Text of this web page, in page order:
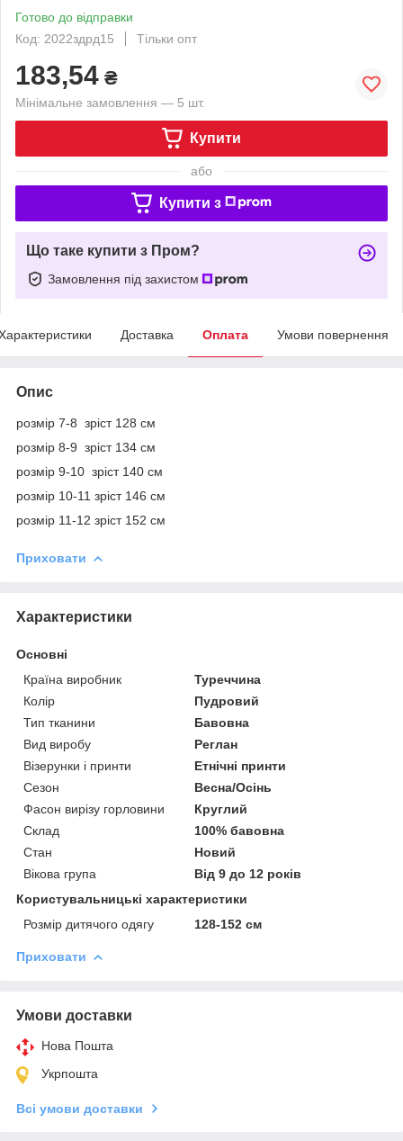
Готово до відправки
Код: 2022здрд15
Тільки опт
183,54 ₴
Мінімальне замовлення — 5 шт.
Купити
або
Купити з
Що таке купити з Пром?
Замовлення під захистом
Доставка Оплата Умови повернення
Опис
розмір 7-8 зріст 128 см
розмір 8-9 зріст 134 см
розмір 9-10 зріст 140 см
розмір 10-11 зріст 146 см
розмір 11-12 зріст 152 см
Приховати
Характеристики
Основні
Країна виробник
Туреччина
Колір
Пудровий
Тип тканини
Бавовна
Вид виробу
Реглан
Візерунки і принти
Етнічні принти
Сезон
Весна/Осінь
Фасон вирізу горловини
Круглий
Склад
100% бавовна
Стан
Новий
Вікова група
Від 9 до 12 років
Користувальницькі характеристики
Розмір дитячого одягу
128-152 см
Приховати
Умови доставки
Нова Пошта
Укрпошта
Всі умови доставки